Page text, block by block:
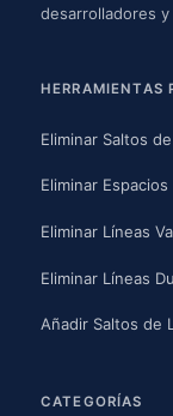
desarrolladores y
HERRAMIENTAS
Eliminar Saltos
Eliminar Espacios
Eliminar Líneas
Eliminar Líneas
Añadir Saltos de
CATEGORÍAS